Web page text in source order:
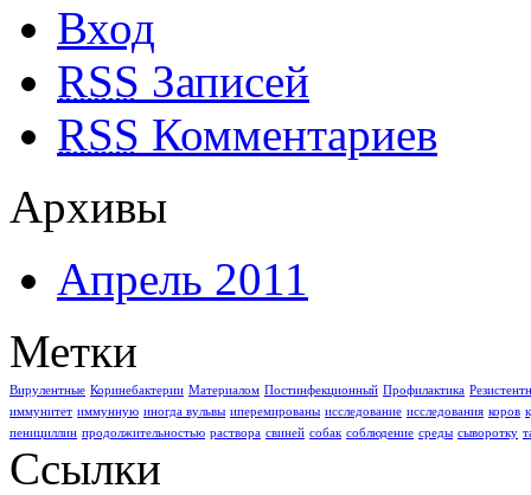
Вход
RSS Записей
RSS Комментариев
Архивы
Апрель 2011
Метки
Вирулентные Коринебактерии Материалом Постинфекционный Профилактика
иммунитет иммунную иногда вульвы иперемированы исследование исследования коров
пенициллин продолжительностью раствора свиней собак соблюдение среды сыворотку
Ссылки